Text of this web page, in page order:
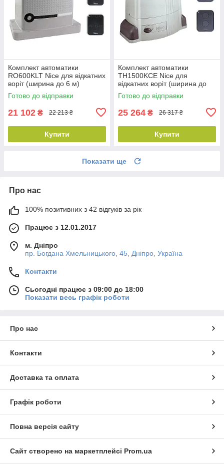
Комплект автоматики
RO600KLT Nice для відкатних
воріт (ширина до 6 м)
Готово до відправки
21 102 ₴ 22 213 ₴
Купити
Комплект автоматики
TH1500KCE Nice для
відкатних воріт (ширина до
12 м)
Готово до відправки
25 264 ₴ 26 317 ₴
Купити
Показати ще
Про нас
100% позитивних з 42 відгуків за рік
Працює з 12.01.2017
м. Дніпро
пр. Богдана Хмельницького, 45, Дніпро, Україна
Контакти
Сьогодні працює з 09:00 до 18:00
Показати весь графік роботи
Про нас
Контакти
Доставка та оплата
Графік роботи
Повна версія сайту
Сайт створено на маркетплейсі Prom.ua